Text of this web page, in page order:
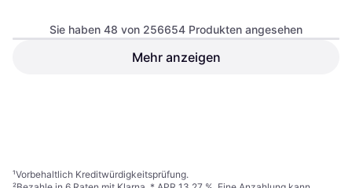
Nike Sko Air Max 90
Sie haben 48 von 256654 Produkten angesehen
Mehr anzeigen
¹Vorbehaltlich Kreditwürdigkeitsprüfung.